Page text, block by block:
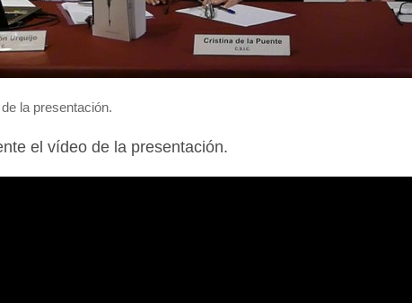
la presentación.
el vídeo de la presentación.